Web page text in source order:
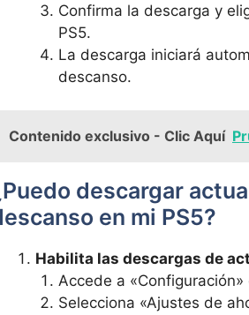
Confirma la descarga y
PS5.
La descarga iniciará
descanso.
Contenido exclusivo - Clic Aquí
descargar
en mi PS5?
Habilita las descargas de
Accede a
Selecciona «Ajustes de